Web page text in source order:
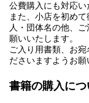
公費購入にも対応
また、小店を初め
人・団体名の他、
願いいたします。
ご入り用書類、お
ださいますようお願
書籍の購入につ